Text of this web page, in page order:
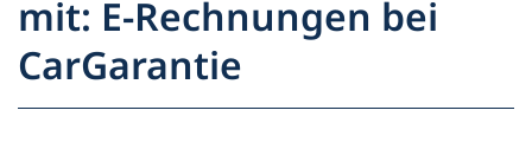
Majitelé vozů
Servis a podpora
Partner
Majitelé vozů
mit: E-Rechnungen bei
CarGarantie